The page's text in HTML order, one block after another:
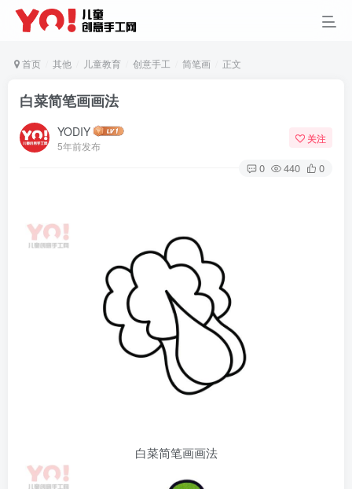
首页 其他 儿童教育 创意手工 简笔画 正文
白菜简笔画画法
YODIY
5年前发布
关注
0 440 0
白菜简笔画画法